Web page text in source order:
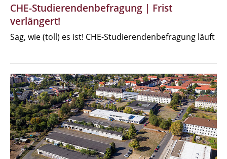
CHE-Studierendenbefragung | Frist
verlängert!
Sag, wie (toll) es ist! CHE-Studierendenbefragung läuft